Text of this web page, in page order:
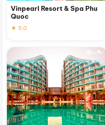
Vinpearl Resort & Spa Phu
Quoc
★ 5.0